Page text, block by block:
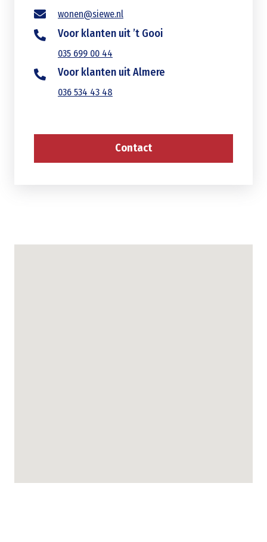
wonen@siewe.nl
Voor klanten uit ’t Gooi
035 699 00 44
Voor klanten uit Almere
036 534 43 48
Contact